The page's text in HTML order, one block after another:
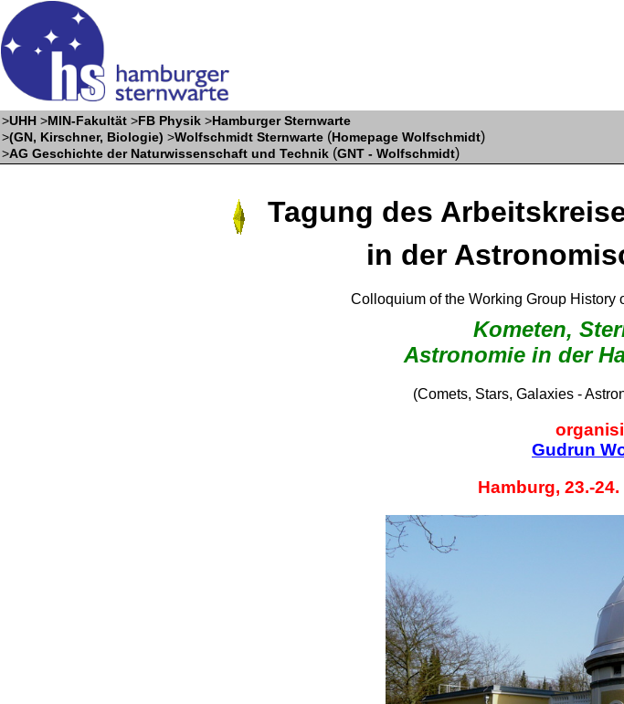
>UHH >MIN-Fakultät >FB Physik >Hamburger Sternwarte
>(GN, Kirschner, Biologie) >Wolfschmidt Sternwarte (Homepage Wolfschmidt)
>AG Geschichte der Naturwissenschaft und Technik (GNT - Wolfschmidt)
Tagung des
in der
Colloquium of the Working Group History
Kometen,
Astronomie in der
(Comets, Stars, Galaxies -
Gudrun
Hamburg, 23.-